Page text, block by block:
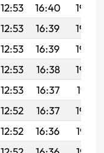
12:53 16:40
19:46
12:53 16:39
19:45
12:53 16:39
19:43
12:53 16:38
19:42
12:53 16:37
19:41
12:52 16:37
19:39
12:52 16:36
19:38